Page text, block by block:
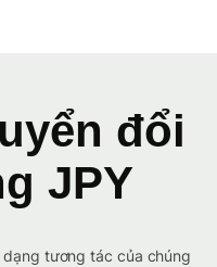
đổi
JPY
dạng tương tác của chúng